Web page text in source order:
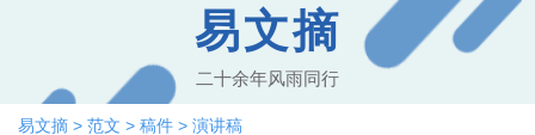
易文摘
二十余年风雨同行
易文摘 > 范文 > 稿件 > 演讲稿